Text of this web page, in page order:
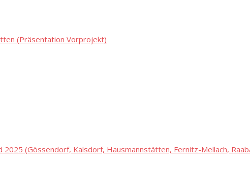
(Präsentation Vorprojekt)
(Gössendorf, Kalsdorf, Hausmannstätten, Fernitz-Mellach,